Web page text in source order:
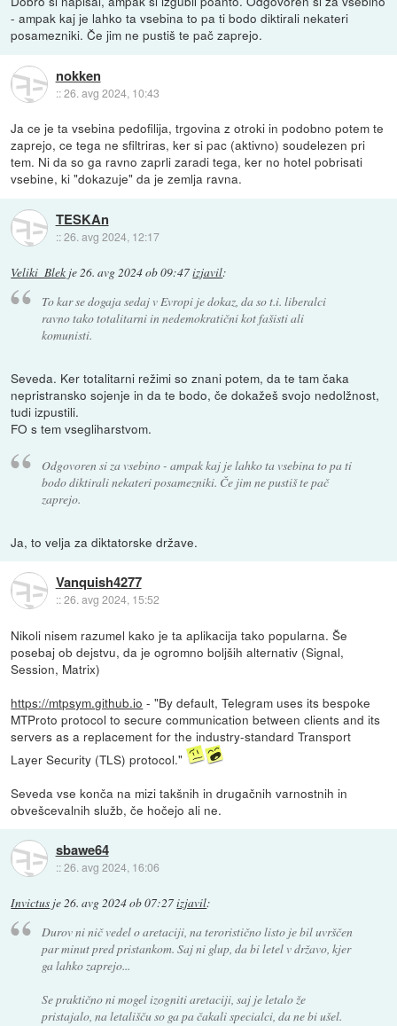
- ampak kaj je lahko ta vsebina to pa ti bodo diktirali nekateri
posamezniki. Če jim ne pustiš te pač zaprejo.
nokken
::26. avg 2024, 10:43
Ja ce je ta vsebina pedofilija, trgovina z otroki in podobno potem te
zaprejo, ce tega ne sfiltriras, ker si pac (aktivno) soudelezen pri
tem. Ni da so ga ravno zaprli zaradi tega, ker no hotel pobrisati
vsebine, ki "dokazuje" da je zemlja ravna.
TESKAn
::26. avg 2024, 12:17
Veliki_Blek je 26. avg 2024 ob 09:47izjavil:
To kar se dogaja sedaj v Evropi je dokaz, da so t.i. liberalci
ravno tako totalitarni in nedemokratični kot fašisti ali
komunisti.
Seveda. Ker totalitarni režimi so znani potem, da te tam čaka
nepristransko sojenje in da te bodo, če dokažeš svojo nedolžnost,
tudi izpustili.
FO s tem vsegliharstvom.
Odgovoren si za vsebino - ampak kaj je lahko ta vsebina to pa ti
bodo diktirali nekateri posamezniki. Če jim ne pustiš te pač
zaprejo.
Ja, to velja za diktatorske države.
Vanquish4277
::26. avg 2024, 15:52
Nikoli nisem razumel kako je ta aplikacija tako popularna. Še
posebaj ob dejstvu, da je ogromno boljših alternativ (Signal,
Session, Matrix)
https://mtpsym.github.io - "By default, Telegram uses its bespoke
MTProto protocol to secure communication between clients and its
servers as a replacement for the industry-standard Transport
Layer Security (TLS) protocol."
Seveda vse konča na mizi takšnih in drugačnih varnostnih in
obvešcevalnih služb, če hočejo ali ne.
sbawe64
::26. avg 2024, 16:06
Invictus je26. avg 2024 ob 07:27izjavil:
Durov ni nič vedel o aretaciji, na teroristično listo je bil uvrščen
par minut pred pristankom. Saj ni glup, da bi letel v državo, kjer
ga lahko zaprejo...
Se praktično ni mogel izogniti aretaciji, saj je letalo že
pristajalo, na letališču so ga pa čakali specialci, da ne bi ušel.